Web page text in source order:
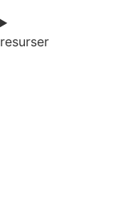
resurser